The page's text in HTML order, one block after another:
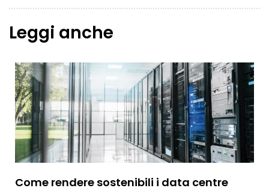
Leggi anche
Come rendere sostenibili i data centre